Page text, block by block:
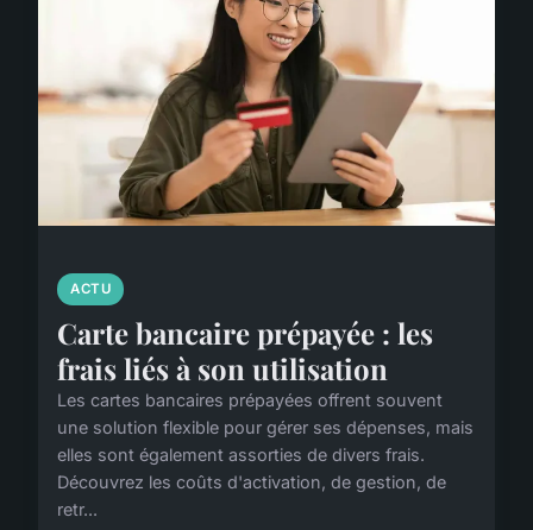
ACTU
Carte bancaire prépayée : les
frais liés à son utilisation
Les cartes bancaires prépayées offrent souvent
une solution flexible pour gérer ses dépenses, mais
elles sont également assorties de divers frais.
Découvrez les coûts d'activation, de gestion, de
retr...